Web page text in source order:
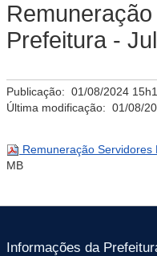
Prefeitura -
Publicação: 01/08/2024
Última modificação: 01/08/
Remuneração
MB
Informações da